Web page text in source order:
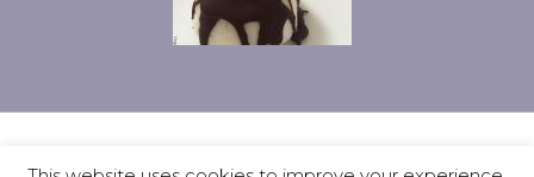
Privacy Contatti Ciao, io sono Vanny